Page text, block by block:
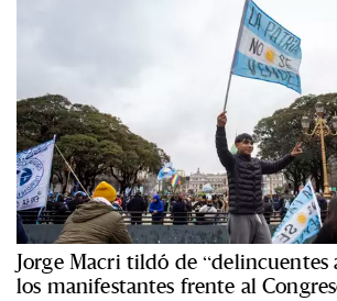
Jorge Macri tildó de “delincuentes
los manifestantes frente al